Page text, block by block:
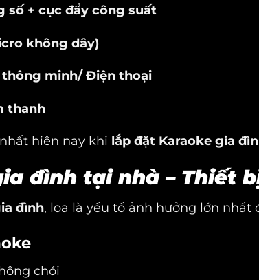
số + cục đẩy công suất
không dây)
thông minh/ Điện thoại
thanh
hiện nay khi lắp đặt Karaoke gia
đình tại nhà – Thiết
đình, loa là yếu tố ảnh hưởng lớn nhất
chói